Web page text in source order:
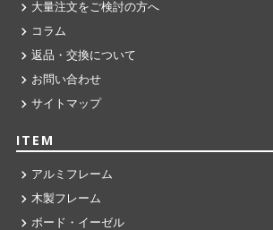
大量注文をご検討の方へ
コラム
返品・交換について
お問い合わせ
サイトマップ
ITEM
アルミフレーム
木製フレーム
ボード・イーゼル